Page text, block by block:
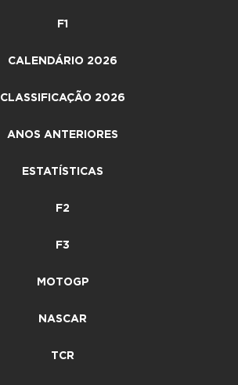
F1
CALENDÁRIO 2026
CLASSIFICAÇÃO 2026
ANOS ANTERIORES
ESTATÍSTICAS
F2
F3
MOTOGP
NASCAR
TCR